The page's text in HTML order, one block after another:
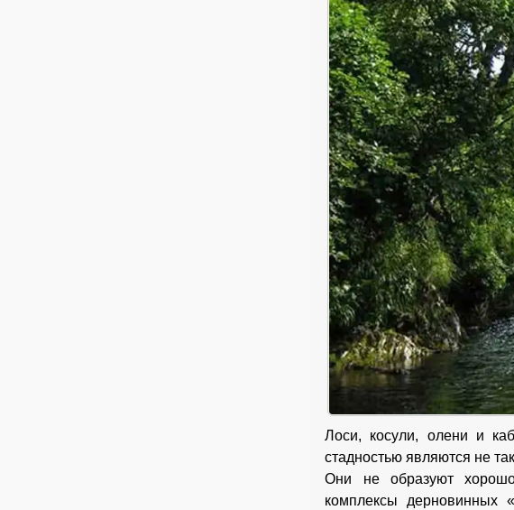
Лоси, косули, олени и
стадностью являются не
Они не образуют
комплексы дерновинных